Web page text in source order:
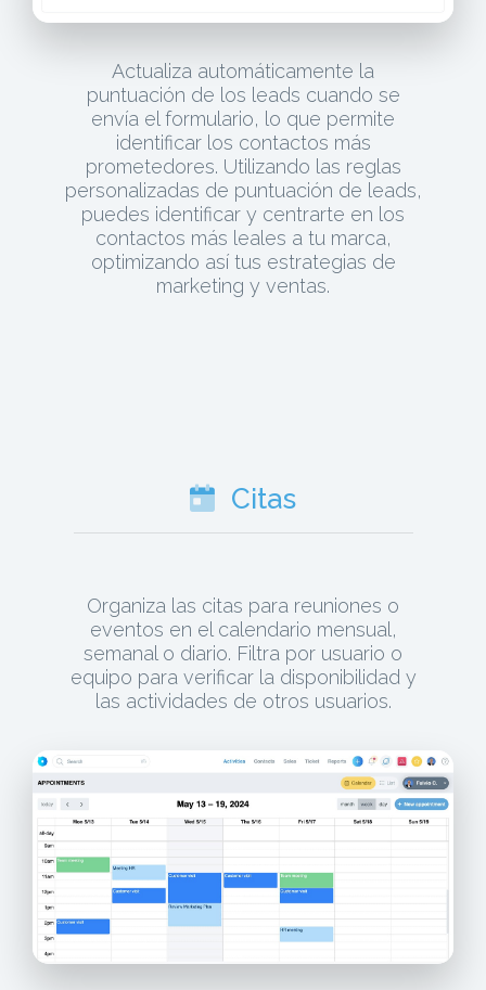
Actualiza automáticamente la
puntuación de los leads cuando se
envía el formulario, lo que permite
identificar los contactos más
prometedores. Utilizando las reglas
personalizadas de puntuación de leads,
puedes identificar y centrarte en los
contactos más leales a tu marca,
optimizando así tus estrategias de
marketing y ventas.
Citas
Organiza las citas para reuniones o
eventos en el calendario mensual,
semanal o diario. Filtra por usuario o
equipo para verificar la disponibilidad y
las actividades de otros usuarios.